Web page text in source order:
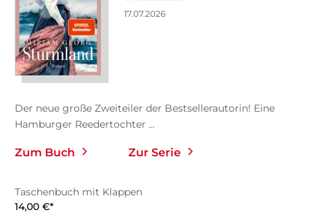
17.07.2026
Der neue große Zweiteiler der Bestsellerautorin! Eine
Hamburger Reedertochter ...
Zum Buch Zur Serie
Taschenbuch mit Klappen
14,00 €*